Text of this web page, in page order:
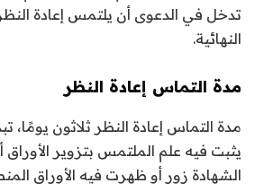
تدخل في الدعوى أن يلتمس إعادة
النهائية.
مدة التماس إعادة النظر
مدة التماس إعادة النظر ثلاثون يومًا،
يثبت فيه علم الملتمس بتزوير الأوراق
الشهادة زور أو ظهرت فيه الأوراق